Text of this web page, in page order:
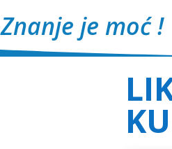
Znanje je moć !